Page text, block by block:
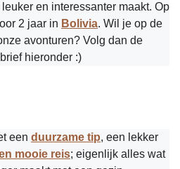
en interessanter maakt. Op
2 jaar in Bolivia. Wil je op de
avonturen? Volg dan de
hieronder :)
een duurzame tip, een lekker
mooie reis; eigenlijk alles wat